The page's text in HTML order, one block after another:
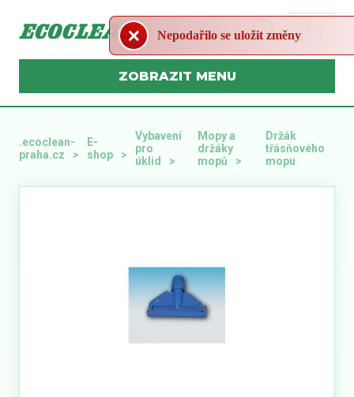
MENU
.ecoclean-
praha.cz
E-
shop
Vybavení
pro
úklid
Mopy a
držáky
mopů
Držák
třásňového
mopu
Nepodařilo se uložit změny